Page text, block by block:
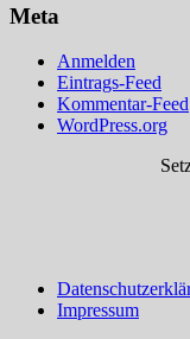
Meta
Anmelden
Eintrags-Feed
Kommentar-Feed
WordPress.org
Impressum